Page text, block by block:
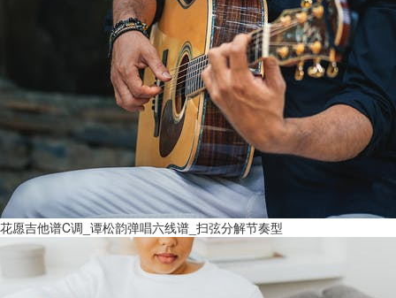
花愿吉他谱C调_谭松韵弹唱六线谱_扫弦分解节奏型